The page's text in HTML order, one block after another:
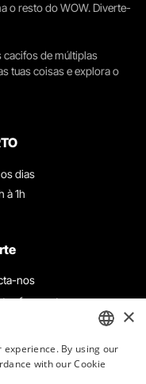
o resto do WOW. Diverte-
cacifos de múltiplas
tuas coisas e explora o
dias
à 1h
nos
frequentes
e Condições
de privacidade e cookies
connosco
ENGLISH
×
By using our
with our Cookie